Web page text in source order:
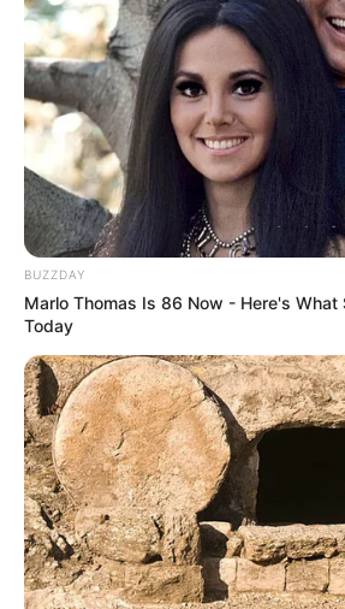
BUZZDAY
Marlo Thomas Is 86 Now - Here's What
Today